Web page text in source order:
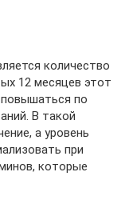
количество
12 месяцев этот
по
В такой
а уровень
при
которые